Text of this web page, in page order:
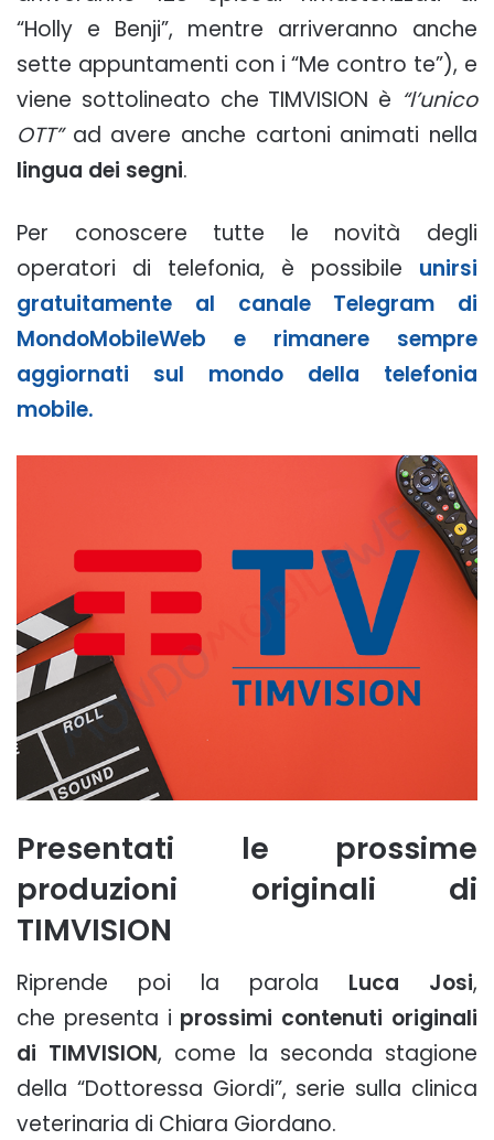
“Holly e Benji”, mentre arriveranno anche
sette appuntamenti con i “Me contro te”), e
viene sottolineato che TIMVISION è “l’unico
OTT”ad avere anche cartoni animati nella
lingua dei segni.
Per conoscere tutte le novità degli
operatori di telefonia, è possibile unirsi
gratuitamente al canale Telegram di
MondoMobileWeb e rimanere sempre
aggiornati sul mondo della telefonia
mobile.
Presentati le prossime
produzioni originali di
TIMVISION
Riprende poi la parola Luca Josi,
che presenta i prossimi contenuti originali
di TIMVISION, come la seconda stagione
della “Dottoressa Giordi”, serie sulla clinica
veterinaria di Chiara Giordano.